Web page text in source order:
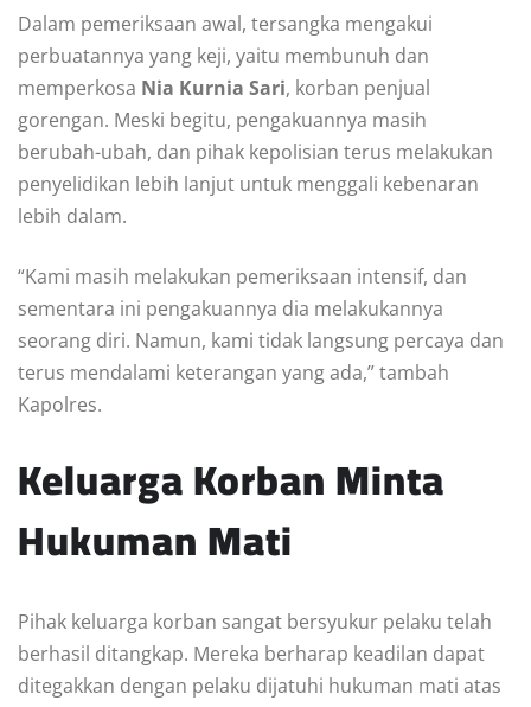
Dalam pemeriksaan awal, tersangka mengakui
perbuatannya yang keji, yaitu membunuh dan
memperkosa Nia Kurnia Sari, korban penjual
gorengan. Meski begitu, pengakuannya masih
berubah-ubah, dan pihak kepolisian terus melakukan
penyelidikan lebih lanjut untuk menggali kebenaran
lebih dalam.
“Kami masih melakukan pemeriksaan intensif, dan
sementara ini pengakuannya dia melakukannya
seorang diri. Namun, kami tidak langsung percaya dan
terus mendalami keterangan yang ada,” tambah
Kapolres.
Keluarga Korban Minta
Hukuman Mati
Pihak keluarga korban sangat bersyukur pelaku telah
berhasil ditangkap. Mereka berharap keadilan dapat
ditegakkan dengan pelaku dijatuhi hukuman mati atas